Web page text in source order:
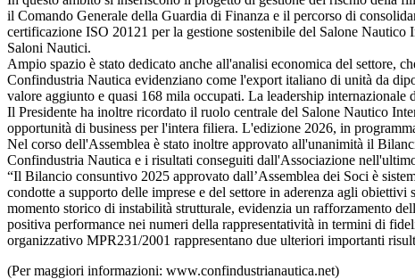
il Comando Generale della Guardia di Finanza e il percorso di
certificazione ISO 20121 per la gestione sostenibile del Salone
Saloni Nautici.
Ampio spazio è stato dedicato anche all'analisi economica del settore,
Confindustria Nautica evidenziano come l'export italiano di unità da
valore aggiunto e quasi 168 mila occupati. La leadership
Il Presidente ha inoltre ricordato il ruolo centrale del Salone Nautico
opportunità di business per l'intera filiera. L'edizione 2026, in
Nel corso dell'Assemblea è stato inoltre approvato all'unanimità il
Confindustria Nautica e i risultati conseguiti dall'Associazione
“Il Bilancio consuntivo 2025 approvato dall’Assemblea dei Soci è
condotte a supporto delle imprese e del settore in aderenza agli
momento storico di instabilità strutturale, evidenzia un rafforzamento
positiva performance nei numeri della rappresentatività in termini di
organizzativo MPR231/2001 rappresentano due ulteriori importanti
(Per maggiori informazioni: www.confindustrianautica.net)